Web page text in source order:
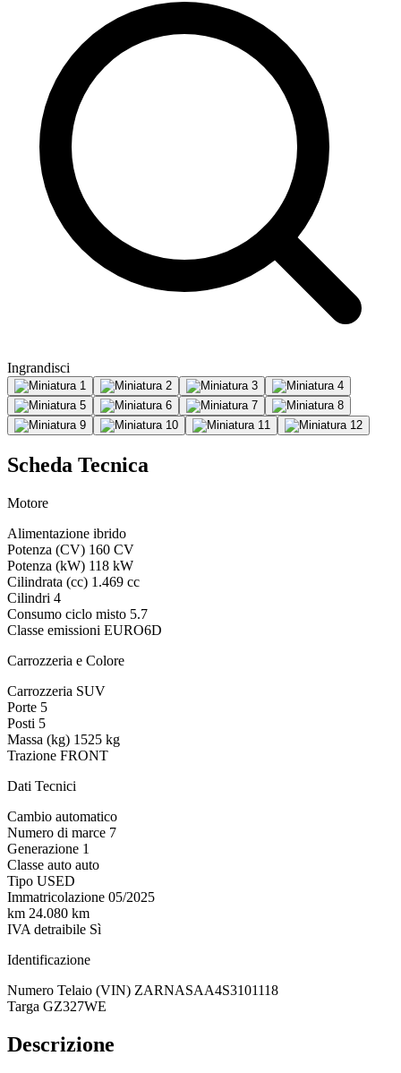
Ingrandisci
Scheda Tecnica
Motore
Alimentazione ibrido
Potenza (CV) 160 CV
Potenza (kW) 118 kW
Cilindrata (cc) 1.469 cc
Cilindri 4
Consumo ciclo misto 5.7
Classe emissioni EURO6D
Carrozzeria e Colore
Carrozzeria SUV
Porte 5
Posti 5
Massa (kg) 1525 kg
Trazione FRONT
Dati Tecnici
Cambio automatico
Numero di marce 7
Generazione 1
Classe auto auto
Tipo USED
Immatricolazione 05/2025
km 24.080 km
IVA detraibile Sì
Identificazione
Numero Telaio (VIN) ZARNASAA4S3101118
Targa GZ327WE
Descrizione